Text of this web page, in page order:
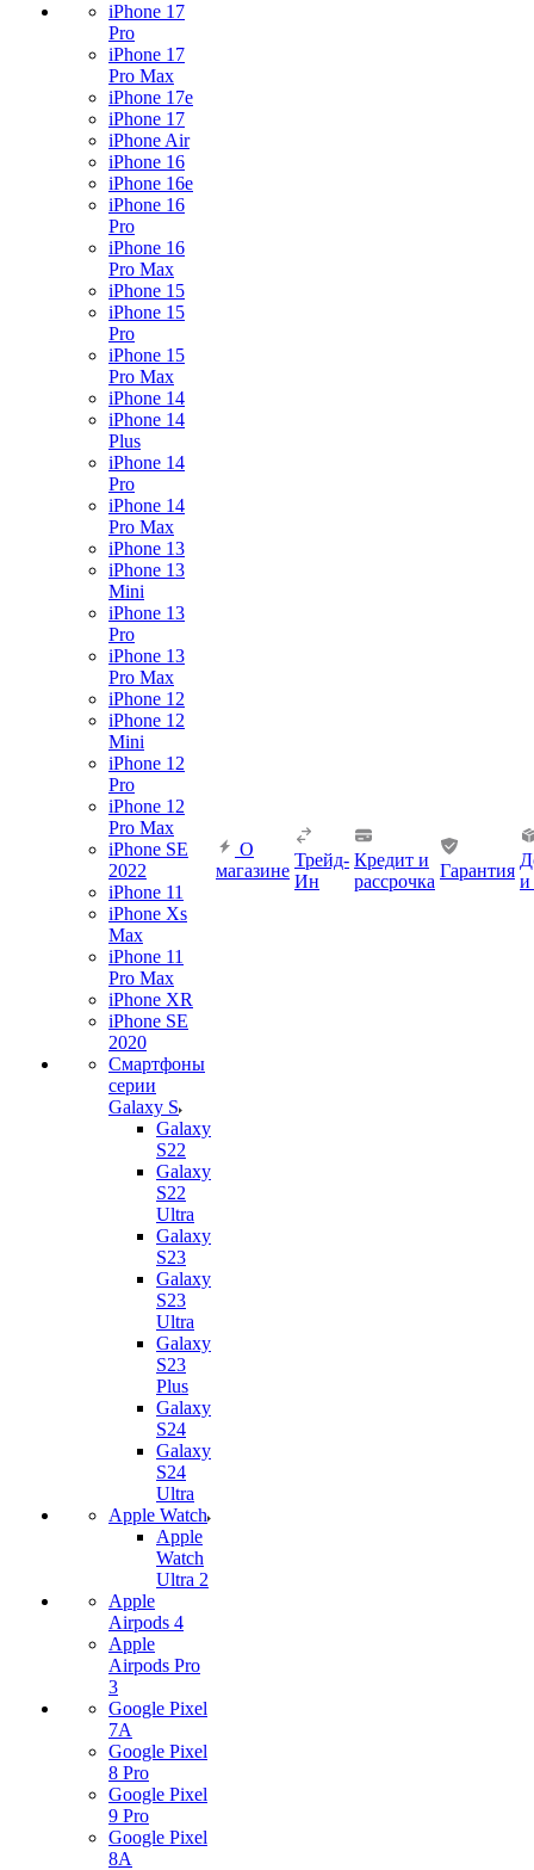
iPhone 17
Pro
iPhone 17
Pro Max
iPhone 17e
iPhone 17
iPhone Air
iPhone 16
iPhone 16e
iPhone 16
Pro
iPhone 16
Pro Max
iPhone 15
iPhone 15
Pro
iPhone 15
Pro Max
iPhone 14
iPhone 14
Plus
iPhone 14
Pro
iPhone 14
Pro Max
iPhone 13
iPhone 13
Mini
iPhone 13
Pro
iPhone 13
Pro Max
iPhone 12
iPhone 12
Mini
iPhone 12
Pro
iPhone 12
Pro Max
iPhone SE
2022
iPhone 11
iPhone Xs
Max
iPhone 11
Pro Max
iPhone XR
iPhone SE
2020
Смартфоны
серии
Galaxy S
Galaxy
S22
Galaxy
S22
Ultra
Galaxy
S23
Galaxy
S23
Ultra
Galaxy
S23
Plus
Galaxy
S24
Galaxy
S24
Ultra
Apple Watch
Apple
Watch
Ultra 2
Apple
Airpods 4
Apple
Airpods Pro
3
Google Pixel
7А
Google Pixel
8 Pro
Google Pixel
9 Pro
Google Pixel
8A
О
магазине
Трейд-
Ин
Кредит и
рассрочка
Гарантия
и